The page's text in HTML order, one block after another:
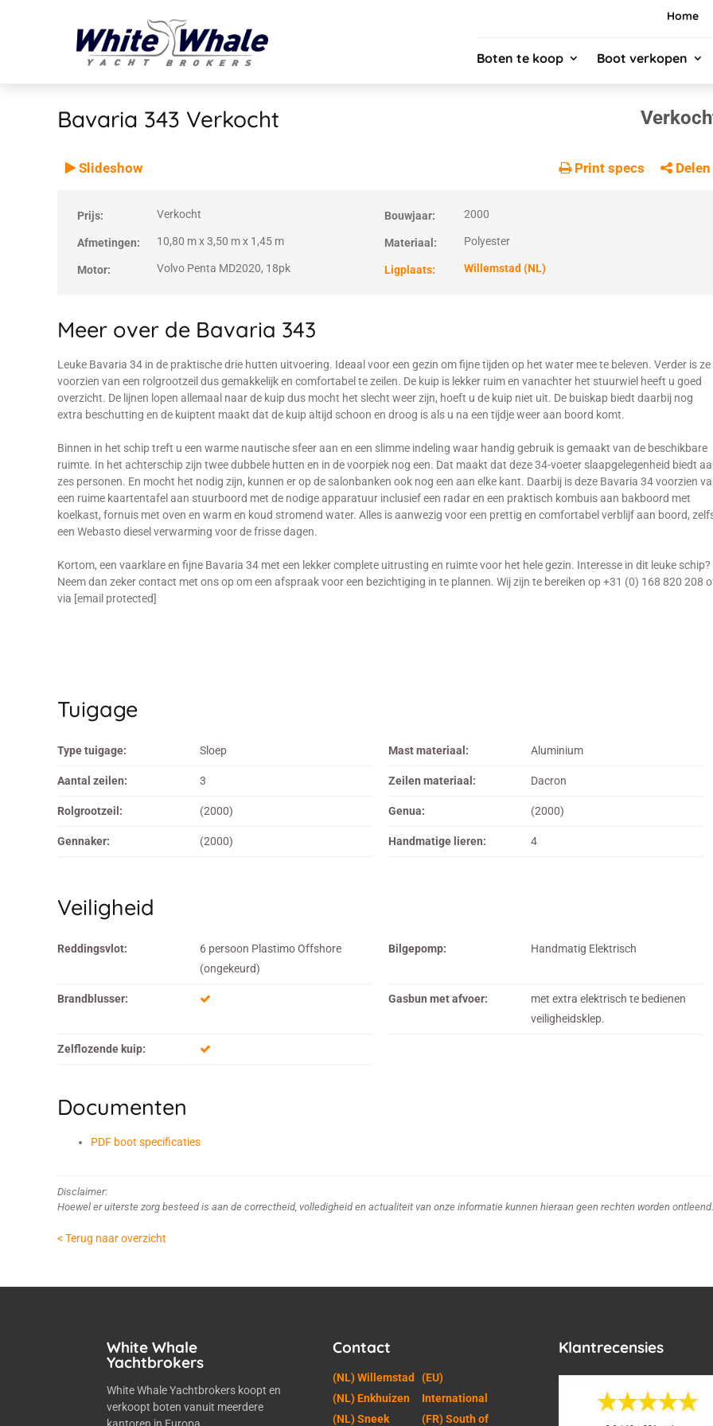
Home
Boten te koop Boot verkopen
Bavaria 343 Verkocht
VERKOCHT
Verkocht
Slideshow Print specs Delen
Prijs: Verkocht Bouwjaar: 2000
Afmetingen: 10,80 m x 3,50 m x 1,45 m Materiaal: Polyester
Motor: Volvo Penta MD2020, 18pk Ligplaats: Willemstad (NL)
Meer over de Bavaria 343
Leuke Bavaria 34 in de praktische drie hutten uitvoering. Ideaal voor een gezin om fijne tijden op het water mee te beleven. Verder is ze
voorzien van een rolgrootzeil dus gemakkelijk en comfortabel te zeilen. De kuip is lekker ruim en vanachter het stuurwiel heeft u goed
overzicht. De lijnen lopen allemaal naar de kuip dus mocht het slecht weer zijn, hoeft u de kuip niet uit. De buiskap biedt daarbij nog
extra beschutting en de kuiptent maakt dat de kuip altijd schoon en droog is als u na een tijdje weer aan boord komt.
Binnen in het schip treft u een warme nautische sfeer aan en een slimme indeling waar handig gebruik is gemaakt van de beschikbare
ruimte. In het achterschip zijn twee dubbele hutten en in de voorpiek nog een. Dat maakt dat deze 34-voeter slaapgelegenheid biedt
zes personen. En mocht het nodig zijn, kunnen er op de salonbanken ook nog een aan elke kant. Daarbij is deze Bavaria 34 voorzien
een ruime kaartentafel aan stuurboord met de nodige apparatuur inclusief een radar en een praktisch kombuis aan bakboord met
koelkast, fornuis met oven en warm en koud stromend water. Alles is aanwezig voor een prettig en comfortabel verblijf aan boord,
een Webasto diesel verwarming voor de frisse dagen.
Kortom, een vaarklare en fijne Bavaria 34 met een lekker complete uitrusting en ruimte voor het hele gezin. Interesse in dit leuke schip?
Neem dan zeker contact met ons op om een afspraak voor een bezichtiging in te plannen. Wij zijn te bereiken op +31 (0) 168 820 208
via [email protected]
Tuigage
Type tuigage: Sloep Mast materiaal: Aluminium
Aantal zeilen: 3 Zeilen materiaal: Dacron
Rolgrootzeil: (2000) Genua: (2000)
Gennaker: (2000) Handmatige lieren: 4
Veiligheid
Reddingsvlot:
6 persoon Plastimo Offshore
(ongekeurd)
Bilgepomp: Handmatig Elektrisch
Brandblusser: Gasbun met afvoer:
met extra elektrisch te bedienen
veiligheidsklep.
Zelflozende kuip:
Documenten
PDF boot specificaties
Disclaimer:
Hoewel er uiterste zorg besteed is aan de correctheid, volledigheid en actualiteit van onze informatie kunnen hieraan geen rechten worden ontleend.
< Terug naar overzicht
White Whale
Yachtbrokers
White Whale Yachtbrokers koopt en
verkoopt boten vanuit meerdere
Contact
(NL) Willemstad
(NL) Enkhuizen
(NL) Sneek
(EU)
International
(FR) South of
Klantrecensies